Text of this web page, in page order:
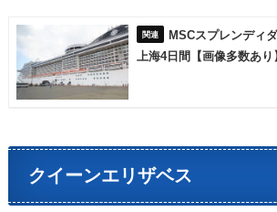
MSCスプレンディ
上海4日間【画像多数あり
クイーンエリザベス